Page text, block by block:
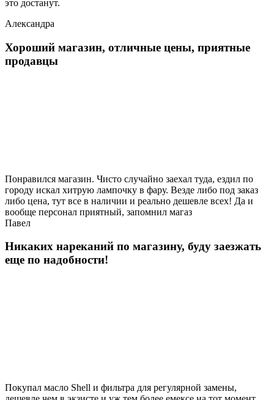
это достанут.
Александра
Хороший магазин, отличные цены, приятные
продавцы
Понравился магазин. Чисто случайно заехал туда, ездил по
городу искал хитрую лампочку в фару. Везде либо под заказ
либо цена, тут все в наличии и реально дешевле всех! Да и
вообще персонал приятный, запомнил магаз
Павел
Никаких нареканий по магазину, буду заезжать
еще по надобности!
Покупал масло Shell и фильтра для регулярной замены,